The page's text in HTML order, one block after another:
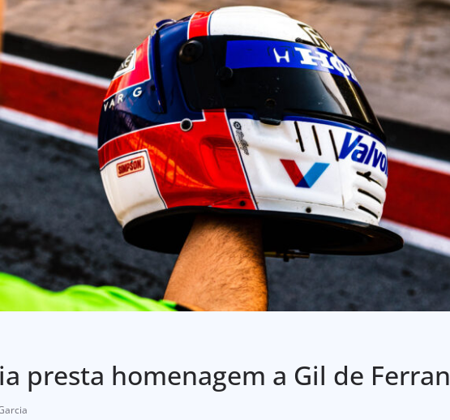
presta homenagem a Gil de Ferran